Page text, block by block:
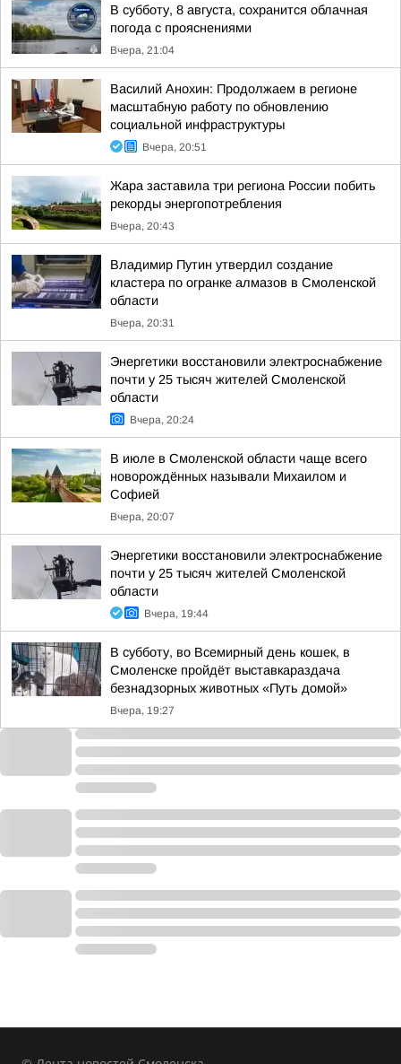
В субботу, 8 августа, сохранится облачная
погода с прояснениями
Вчера, 21:04
Василий Анохин: Продолжаем в регионе
масштабную работу по обновлению
социальной инфраструктуры
Вчера, 20:51
Жара заставила три региона России побить
рекорды энергопотребления
Вчера, 20:43
Владимир Путин утвердил создание
кластера по огранке алмазов в Смоленской
области
Вчера, 20:31
Энергетики восстановили электроснабжение
почти у 25 тысяч жителей Смоленской
области
Вчера, 20:24
В июле в Смоленской области чаще всего
новорождённых называли Михаилом и
Софией
Вчера, 20:07
Энергетики восстановили электроснабжение
почти у 25 тысяч жителей Смоленской
области
Вчера, 19:44
В субботу, во Всемирный день кошек, в
Смоленске пройдёт выставкараздача
безнадзорных животных «Путь домой»
Вчера, 19:27